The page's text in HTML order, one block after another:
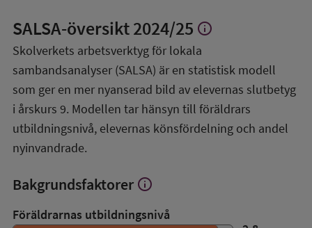
SALSA-översikt2024/25 Visa
om
SALSA-
översikt
info
Skolverkets arbetsverktyg för lokala
sambandsanalyser (SALSA) är en statistisk modell
som ger en mer nyanserad bild av elevernas slutbetyg
i årskurs 9. Modellen tar hänsyn till föräldrars
utbildningsnivå, elevernas könsfördelning och andel
nyinvandrade.
Bakgrundsfaktorer Visa
om
Bakgrundsfaktorer
info
Föräldrarnas utbildningsnivå